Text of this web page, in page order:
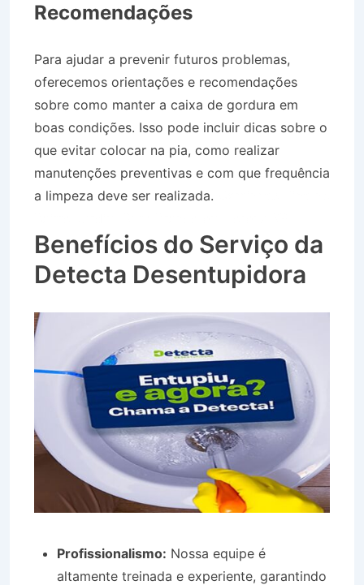
Recomendações
Para ajudar a prevenir futuros problemas,
oferecemos orientações e recomendações
sobre como manter a caixa de gordura em
boas condições. Isso pode incluir dicas sobre o
que evitar colocar na pia, como realizar
manutenções preventivas e com que frequência
a limpeza deve ser realizada.
Benefícios do Serviço da
Detecta Desentupidora
Profissionalismo: Nossa equipe é
altamente treinada e experiente, garantindo